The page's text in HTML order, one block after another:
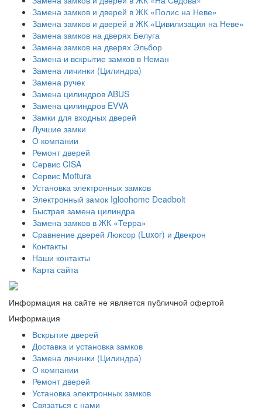
Замена замков и дверей в ЖК «Полис на Неве»
Замена замков и дверей в ЖК «Цивилизация на Неве»
Замена замков на дверях Белуга
Замена замков на дверях Эльбор
Замена и вскрытие замков в Неман
Замена личинки (Цилиндра)
Замена ручек
Замена цилиндров ABUS
Замена цилиндров EVVA
Замки для входных дверей
Лучшие замки
О компании
Ремонт дверей
Сервис CISA
Сервис Mottura
Установка электронных замков
Электронный замок Igloohome Deadbolt
​Быстрая замена цилиндра
Замена замков в ЖК «Терра»
Сравнение дверей Люксор (Luxor) и Двекрон
Контакты
Наши контакты
Карта сайта
Информация на сайте не является публичной офертой
Информация
Вскрытие дверей
Доставка и установка замков
Замена личинки (Цилиндра)
О компании
Ремонт дверей
Установка электронных замков
Связаться с нами